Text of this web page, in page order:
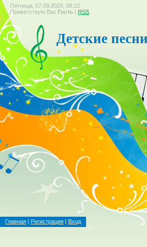
Пятница, 07.08.2026, 08:22
Приветствую Вас Гость | RSS
Детские песни
Главная | Регистрация | Вход